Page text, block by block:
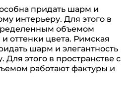
придать шарм и
интерьеру. Для этого в
объемом
оттенки цвета. Римская
шарм и элегантность
этого в пространстве с
работают фактуры и